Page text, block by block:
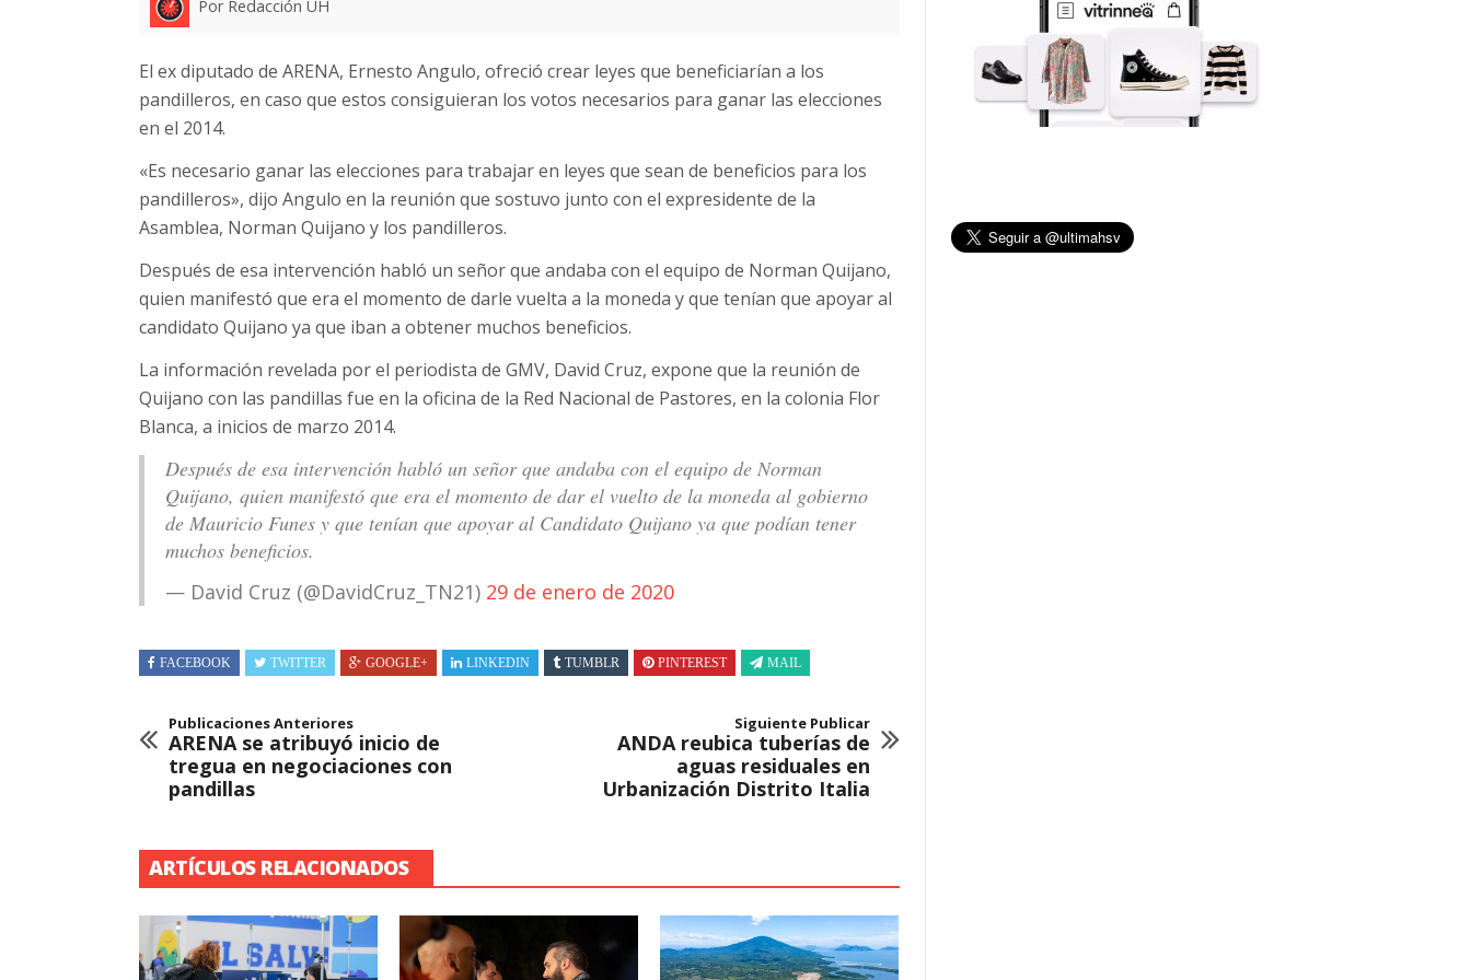
Por Redacción UH
El ex diputado de ARENA, Ernesto Angulo, ofreció crear leyes que beneficiarían a los
pandilleros, en caso que estos consiguieran los votos necesarios para ganar las elecciones
en el 2014.
«Es necesario ganar las elecciones para trabajar en leyes que sean de beneficios para los
pandilleros», dijo Angulo en la reunión que sostuvo junto con el expresidente de la
Asamblea, Norman Quijano y los pandilleros.
Después de esa intervención habló un señor que andaba con el equipo de Norman Quijano,
quien manifestó que era el momento de darle vuelta a la moneda y que tenían que apoyar al
candidato Quijano ya que iban a obtener muchos beneficios.
La información revelada por el periodista de GMV, David Cruz, expone que la reunión de
Quijano con las pandillas fue en la oficina de la Red Nacional de Pastores, en la colonia Flor
Blanca, a inicios de marzo 2014.
Después de esa intervención habló un señor que andaba con el equipo de Norman
Quijano, quien manifestó que era el momento de dar el vuelto de la moneda al gobierno
de Mauricio Funes y que tenían que apoyar al Candidato Quijano ya que podían tener
muchos beneficios.
— David Cruz (@DavidCruz_TN21) 29 de enero de 2020
FACEBOOK TWITTER GOOGLE+ LINKEDIN TUMBLR PINTEREST MAIL
Publicaciones Anteriores
ARENA se atribuyó inicio de
tregua en negociaciones con
pandillas
Siguiente Publicar
ANDA reubica tuberías de
aguas residuales en
Urbanización Distrito Italia
ARTÍCULOS RELACIONADOS